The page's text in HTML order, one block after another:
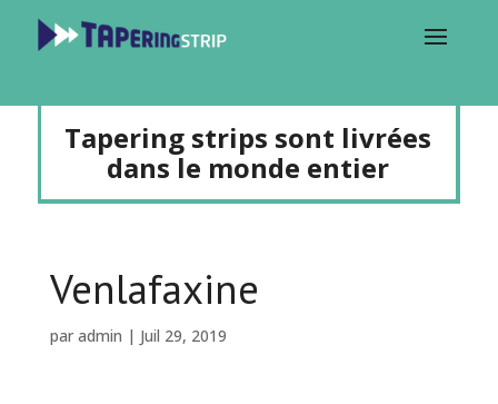
Tapering strips sont livrées
dans le monde entier
Venlafaxine
par admin | Juil 29, 2019